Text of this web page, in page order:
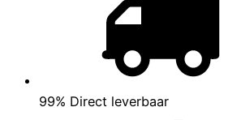
99% Direct leverbaar